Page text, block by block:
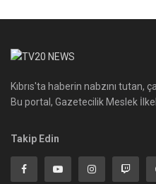
Kıbrıs'ta haberin nabzını tutan,
Bu portal, Gazetecilik Meslek
Takip Edin